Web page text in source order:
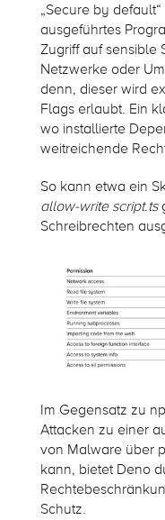
„Secure by
ausgeführtes
Zugriff auf sensible
Netzwerke oder
denn, dieser wird
Flags erlaubt. Ein
wo installierte
weitreichende
So kann etwa ein
allow-write script.ts
Schreibrechten
Im Gegensatz zu
Attacken zu einer
von Malware über
kann, bietet Deno
Schutz.